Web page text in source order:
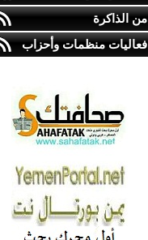
من الذاكرة
فعاليات منظمات وأحزاب